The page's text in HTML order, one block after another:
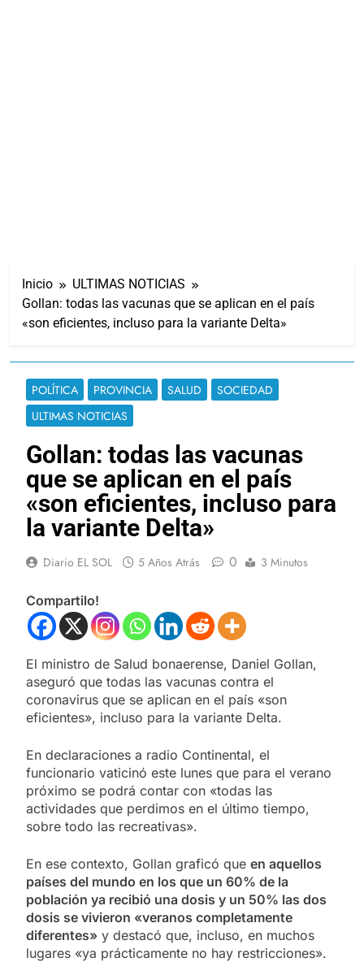
Inicio
ULTIMAS NOTICIAS
Gollan: todas las vacunas que se aplican en el país
«son eficientes, incluso para la variante Delta»
POLÍTICA PROVINCIA SALUD
SOCIEDAD
ULTIMAS NOTICIAS
Gollan: todas las vacunas
que se aplican en el país
«son eficientes, incluso para
la variante Delta»
Diario EL SOL 5 Años Atrás 0 3 Minutos
Compartilo!
El ministro de Salud bonaerense, Daniel Gollan,
aseguró que todas las vacunas contra el
coronavirus que se aplican en el país «son
eficientes», incluso para la variante Delta.
En declaraciones a radio Continental, el
funcionario vaticinó este lunes que para el verano
próximo se podrá contar con «todas las
actividades que perdimos en el último tiempo,
sobre todo las recreativas».
En ese contexto, Gollan graficó que en aquellos
países del mundo en los que un 60% de la
población ya recibió una dosis y un 50% las dos
dosis se vivieron «veranos completamente
diferentes» y destacó que, incluso, en muchos
lugares «ya prácticamente no hay restricciones».